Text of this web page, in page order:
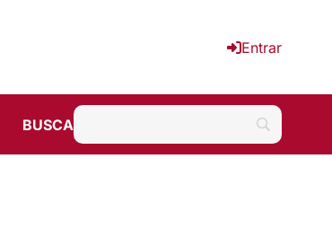
Entrar
BUSCA